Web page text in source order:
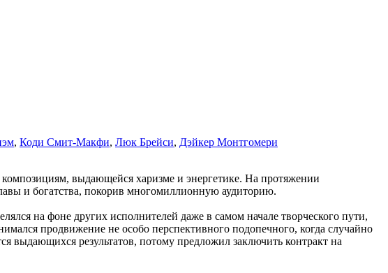
, Коди Смит-Макфи, Люк Брейси, Дэйкер Монтгомери
выдающейся харизме и энергетике. На протяжении
и богатства, покорив многомиллионную аудиторию.
на фоне других исполнителей даже в самом начале творческого пути,
продвижение не особо перспективного подопечного, когда случайно
выдающихся результатов, потому предложил заключить контракт на